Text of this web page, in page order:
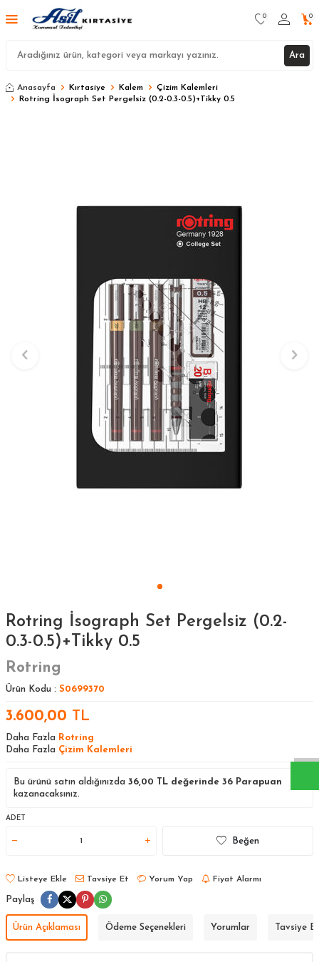
Ara
0 0
Anasayfa Kırtasiye Kalem
Çizim Kalemleri
Rotring İsograph Set Pergelsiz (0.2-0.3-0.5)+Tikky 0.5
Rotring İsograph Set Pergelsiz (0.2-
0.3-0.5)+Tikky 0.5
Rotring
Ürün Kodu : S0699370
3.600,00 TL
Daha Fazla Rotring
Daha Fazla Çizim Kalemleri
Bu ürünü satın aldığınızda 36,00 TL değerinde 36 Parapuan
kazanacaksınız.
ADET
Beğen
Listeye Ekle Tavsiye Et Yorum Yap Fiyat Alarmı
Paylaş
Ürün Açıklaması Ödeme Seçenekleri Yorumlar Tavsiye